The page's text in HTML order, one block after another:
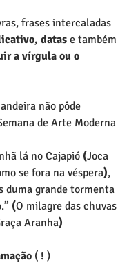
frases intercaladas
datas e também
a vírgula ou o
não pôde
de Arte Moderna
lá no Cajapió (Joca
se fora na véspera),
duma grande tormenta
(O milagre das chuvas
Aranha)
( ! )